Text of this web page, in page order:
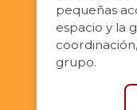
pequeñas
espacio y la
grupo.